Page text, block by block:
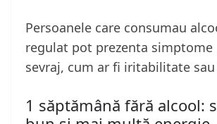
Persoanele care consumau
regulat pot prezenta simptome
sevraj, cum ar fi iritabilitate sau
1 săptămână fără alcool: